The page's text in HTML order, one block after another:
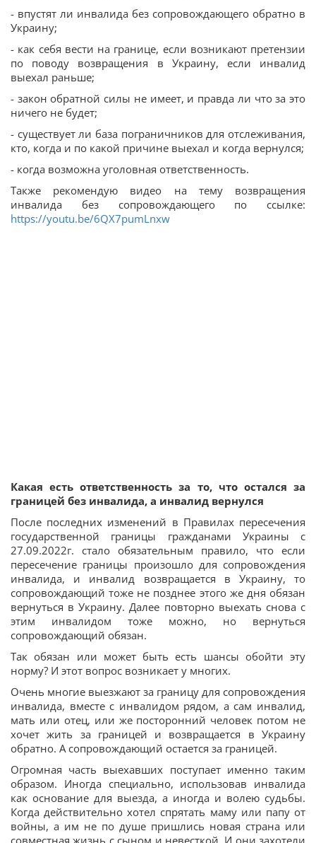
- впустят ли инвалида без сопровождающего обратно в
Украину;
- как себя вести на границе, если возникают претензии
по поводу возвращения в Украину, если инвалид
выехал раньше;
- закон обратной силы не имеет, и правда ли что за это
ничего не будет;
- существует ли база пограничников для отслеживания,
кто, когда и по какой причине выехал и когда вернулся;
- когда возможна уголовная ответственность.
Также рекомендую видео на тему возвращения
инвалида без сопровождающего по ссылке:
https://youtu.be/6QX7pumLnxw
Какая есть ответственность за то, что остался за
границей без инвалида, а инвалид вернулся
После последних изменений в Правилах пересечения
государственной границы гражданами Украины с
27.09.2022г. стало обязательным правило, что если
пересечение границы произошло для сопровождения
инвалида, и инвалид возвращается в Украину, то
сопровождающий тоже не позднее этого же дня обязан
вернуться в Украину. Далее повторно выехать снова с
этим инвалидом тоже можно, но вернуться
сопровождающий обязан.
Так обязан или может быть есть шансы обойти эту
норму? И этот вопрос возникает у многих.
Очень многие выезжают за границу для сопровождения
инвалида, вместе с инвалидом рядом, а сам инвалид,
мать или отец, или же посторонний человек потом не
хочет жить за границей и возвращается в Украину
обратно. А сопровождающий остается за границей.
Огромная часть выехавших поступает именно таким
образом. Иногда специально, использовав инвалида
как основание для выезда, а иногда и волею судьбы.
Когда действительно хотел спрятать маму или папу от
войны, а им не по душе пришлись новая страна или
совместная жизнь с сыном и невесткой. И они захотели